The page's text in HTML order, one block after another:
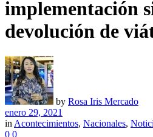
implementación
devolución de
by Rosa Iris Mercado
enero 29, 2021
in Acontecimientos, Nacionales,
0 0